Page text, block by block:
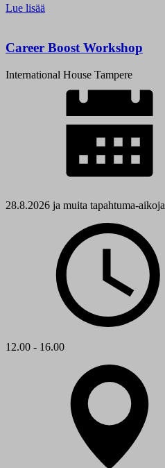
Lue lisää
Career Boost Workshop
International House Tampere
28.8.2026 ja muita tapahtuma-aikoja
12.00 - 16.00